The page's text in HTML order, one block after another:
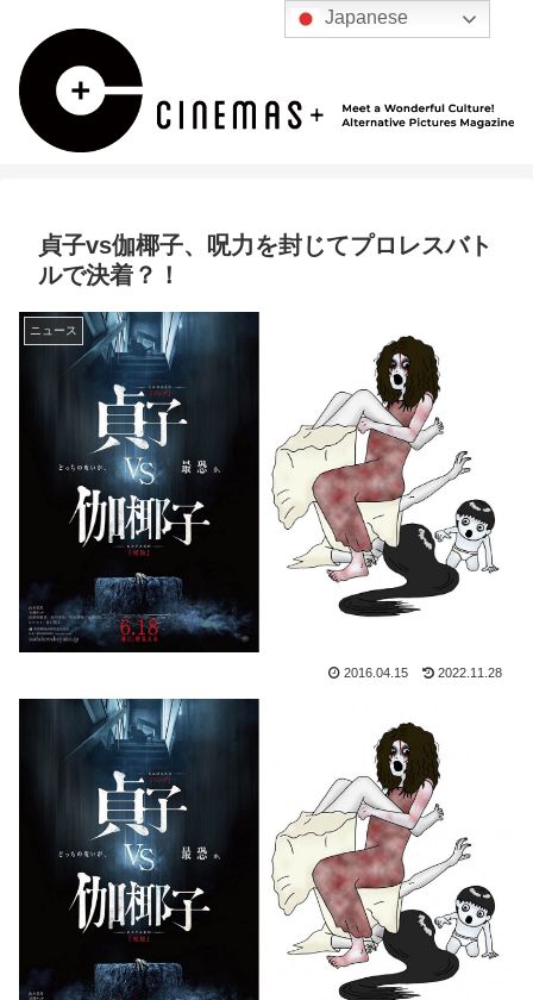
貞子vs伽椰子、呪力を封じてプロレスバト
ルで決着？！
ニュース
2016.04.15 2022.11.28
Japanese